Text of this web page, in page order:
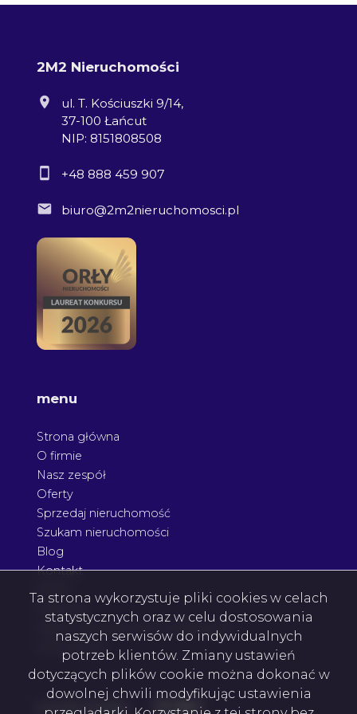
2M2 Nieruchomości
ul. T. Kościuszki 9/14,
37-100 Łańcut
NIP: 8151808508
+48 888 459 907
biuro@2m2nieruchomosci.pl
menu
Strona główna
O firmie
Nasz zespół
Oferty
Sprzedaj nieruchomość
Szukam nieruchomości
Blog
Kontakt
Agent nieruchomości Podkarpacie
Architektura
social media Facebook
Facebook
Facebook
Facebook
Ta strona wykorzystuje pliki cookies w celach
statystycznych oraz w celu dostosowania
naszych serwisów do indywidualnych
potrzeb klientów. Zmiany ustawień
dotyczących plików cookie można dokonać w
dowolnej chwili modyfikując ustawienia